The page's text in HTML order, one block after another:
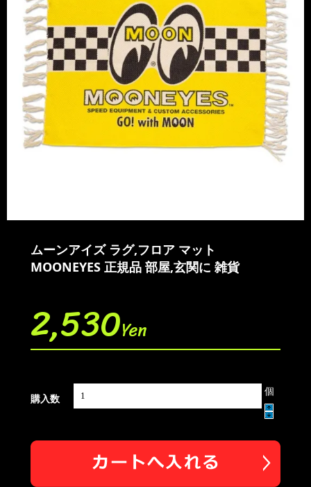
ムーンアイズ ラグ,フロア マット
MOONEYES 正規品 部屋,玄関に 雑貨
2,530Yen
購入数
個